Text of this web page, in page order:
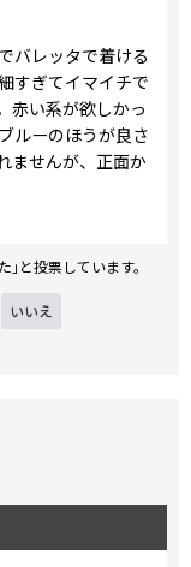
バレッタで着ける
すぎてイマイチで
赤い系が欲しかっ
ルーのほうが良さ
ませんが、正面か
っていました。
マジマジ見られる
送ってほしいと思
｣と投票しています。
いいえ